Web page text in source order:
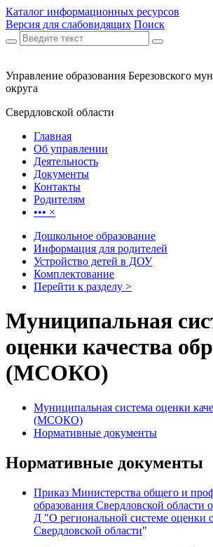
Каталог информационных ресурсов
Версия для слабовидящих Поиск
Управление образования Березовского
округа
Свердловской области
Главная
Об управлении
Деятельность
Документы
Контакты
Родителям
••• ×
Дошкольное образование
Информация для родителей
Устройство детей в ДОУ
Комплектование
Перейти к разделу >
Муниципальная
оценки качества
(МСОКО)
Муниципальная система оценки
(МСОКО)
Нормативные документы
Нормативные документы
Приказ Министерства общего и
образования Свердловской области
Д "О региональной системе оценки
Свердловской области"